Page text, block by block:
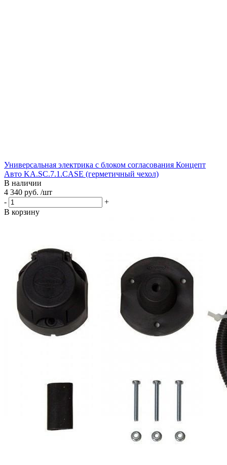
Универсальная электрика с блоком согласования Концепт
Авто KA.SC.7.1.CASE (герметичный чехол)
В наличии
4 340 руб. /шт
-
+
В корзину